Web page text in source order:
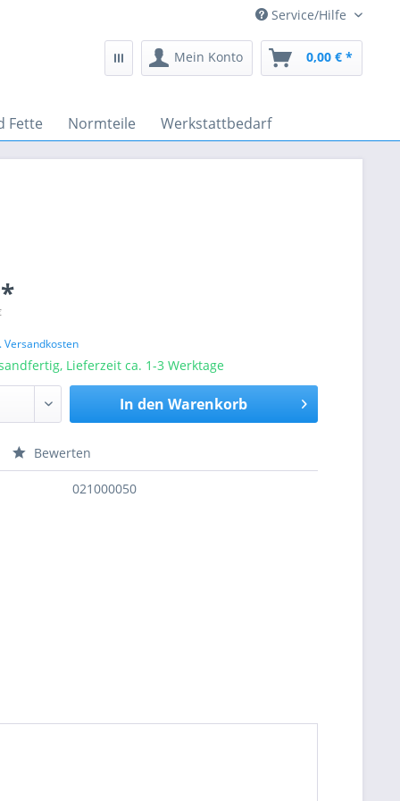
Service/Hilfe
Mein Konto 0,00 € *
Fette Normteile Werkstattbedarf
Versandkosten
Lieferzeit ca. 1-3 Werktage
In den Warenkorb
Bewerten
021000050